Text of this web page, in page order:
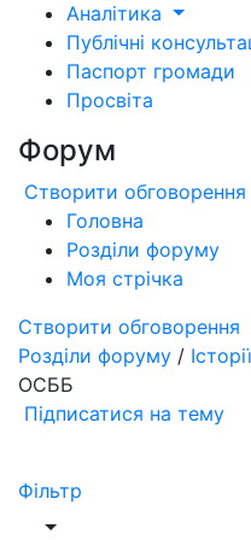
Аналітика
Публічні
Паспорт громади
Просвіта
Форум
Створити обговорення
Головна
Розділи форуму
Моя стрічка
Створити обговорення
Розділи форуму /
ОСББ
Підписатися на тему
Фільтр